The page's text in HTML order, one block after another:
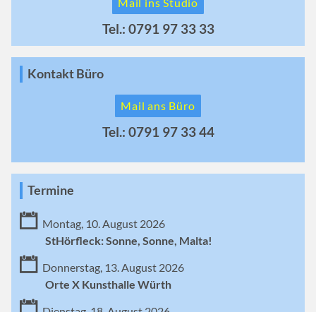
Tel.: 0791 97 33 33
Kontakt Büro
Mail ans Büro
Tel.: 0791 97 33 44
Termine
Montag, 10. August 2026
StHörfleck: Sonne, Sonne, Malta!
Donnerstag, 13. August 2026
Orte X Kunsthalle Würth